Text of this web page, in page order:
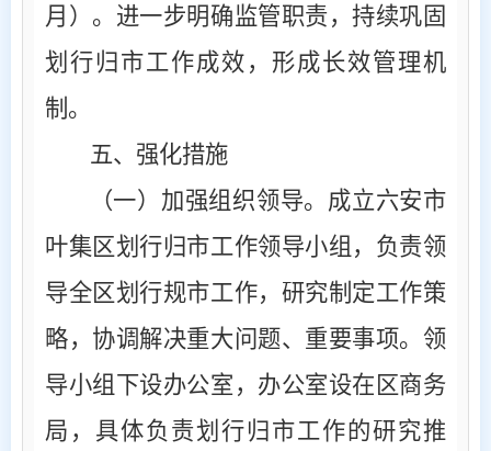
月）。 进一步明确监管职责，持续巩固
划行归市工作成效，形成长效管理机
制。
五、强化措施
（一）加强组织领导。 成立六安市
叶集区划行归市工作领导小组，负责领
导全区划行规市工作，研究制定工作策
略，协调解决重大问题、重要事项。领
导小组下设办公室，办公室设在区商务
局，具体负责划行归市工作的研究推